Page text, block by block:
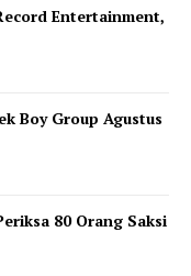
Entertainment,
Boy Group Agustus
80 Orang Saksi